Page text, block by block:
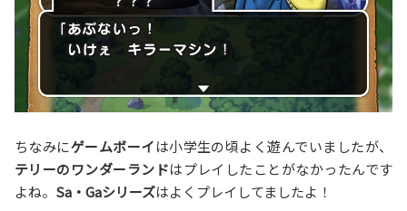
ちなみにゲームボーイは小学生の頃よく遊んでいましたが、
テリーのワンダーランドはプレイしたことがなかったんです
よね。 Sa・Gaシリーズはよくプレイしてましたよ！